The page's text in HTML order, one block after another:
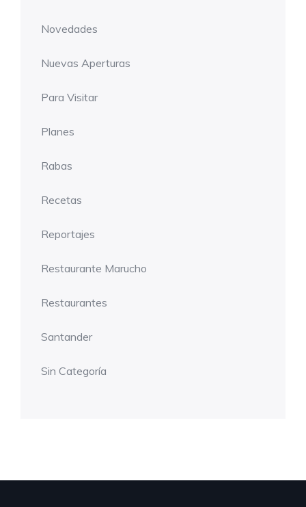
Novedades
Nuevas Aperturas
Para Visitar
Planes
Rabas
Recetas
Reportajes
Restaurante Marucho
Restaurantes
Santander
Sin Categoría